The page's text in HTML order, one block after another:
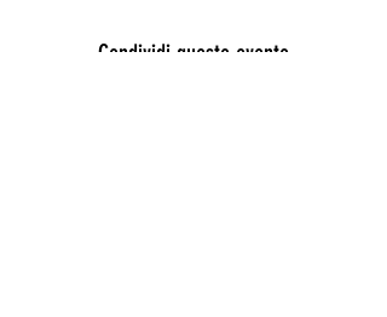
Condividi questo evento